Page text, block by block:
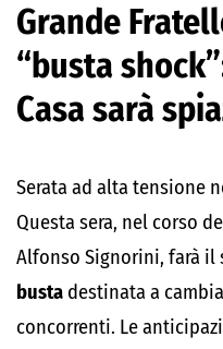
Grande
“busta
Casa sarà
Serata ad alta tensione
Questa sera, nel corso
Alfonso Signorini, farà il
busta destinata a
concorrenti. Le